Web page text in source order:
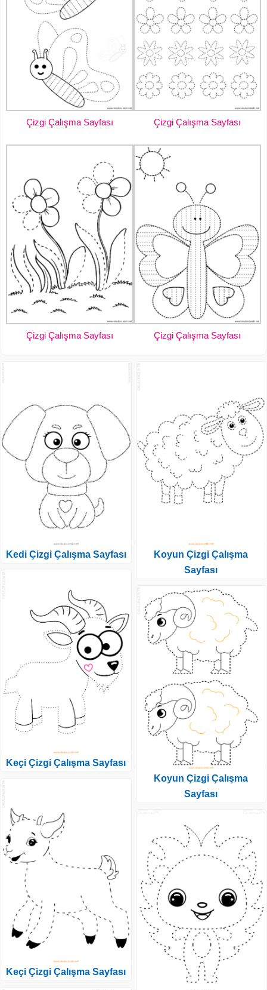
Çizgi Çalışma Sayfası Çizgi Çalışma Sayfası
Çizgi Çalışma Sayfası Çizgi Çalışma Sayfası
Kedi Çizgi Çalışma Sayfası
Keçi Çizgi Çalışma Sayfası
Keçi Çizgi Çalışma Sayfası
Koyun Çizgi Çalışma
Sayfası
Koyun Çizgi Çalışma
Sayfası